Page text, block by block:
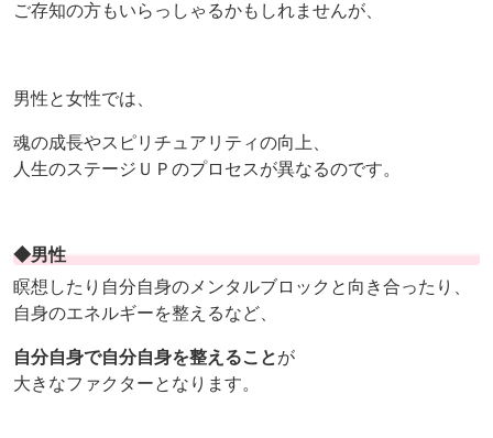
ご存知の方もいらっしゃるかもしれませんが、
男性と女性では、
魂の成長やスピリチュアリティの向上、
人生のステージＵＰのプロセスが異なるのです。
◆男性
瞑想したり自分自身のメンタルブロックと向き合ったり、
自身のエネルギーを整えるなど、
自分自身で自分自身を整えることが
大きなファクターとなります。